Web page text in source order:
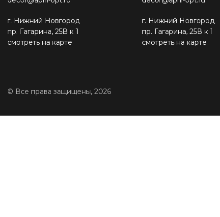
г. Нижний Новгород
пр. Гагарина, 25В к 1
смотреть на карте
г. Нижний Новгород
пр. Гагарина, 25В к 1
смотреть на карте
© Все права защищены, 2026